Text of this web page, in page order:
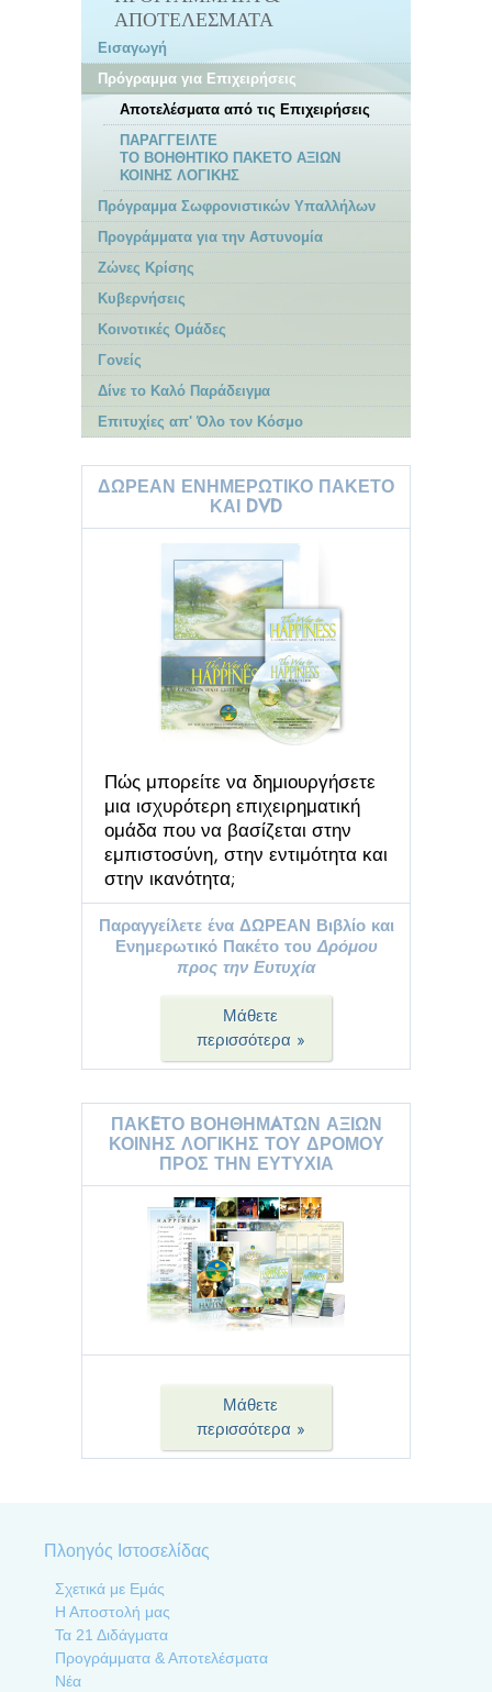
ΑΠΟΤΕΛΈΣΜΑΤΑ
Εισαγωγή
Πρόγραμμα για Επιχειρήσεις
Αποτελέσματα από τις Επιχειρήσεις
ΠΑΡΑΓΓΕΙΛΤΕ
ΤΟ ΒΟΗΘΗΤΙΚΟ ΠΑΚΕΤΟ ΑΞΙΩΝ
ΚΟΙΝΗΣ ΛΟΓΙΚΗΣ
Πρόγραμμα Σωφρονιστικών Υπαλλήλων
Προγράμματα για την Αστυνομία
Ζώνες Κρίσης
Κυβερνήσεις
Κοινoτικές Ομάδες
Γονείς
Δίνε το Καλό Παράδειγµα
Επιτυχίες απ' Όλο τον Κόσμο
ΔΩΡΕΑΝ ΕΝΗΜΕΡΩΤΙΚΟ ΠΑΚΕΤΟ
ΚΑΙ DVD
Πώς μπορείτε να δημιουργήσετε
μια ισχυρότερη επιχειρηματική
ομάδα που να βασίζεται στην
εμπιστοσύνη, στην εντιμότητα και
στην ικανότητα;
Παραγγείλετε ένα ΔΩΡΕΑΝ Βιβλίο και
Ενημερωτικό Πακέτο τουΔρόμου
προς την Ευτυχία
Μάθετε
περισσότερα »
ΠΑΚEΤΟ ΒΟΗΘΗΜAΤΩΝ ΑΞΙΩΝ
ΚΟΙΝΗΣ ΛΟΓΙΚΗΣ ΤΟΥ ΔΡΟΜΟΥ
ΠΡΟΣ ΤΗΝ ΕΥΤΥΧΙΑ
Μάθετε
περισσότερα »
Πλοηγός Ιστοσελίδας
Σχετικά με Εμάς
Η Αποστολή μας
Τα 21 Διδάγματα
Προγράμματα & Αποτελέσματα
Νέα